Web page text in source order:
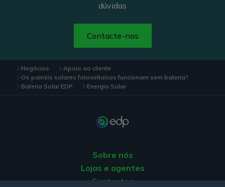
dúvidas
Contacte-nos
Negócios
Apoio ao cliente
Os painéis solares fotovoltaicos funcionam sem bateria?
Bateria Solar EDP
Energia Solar
Sobre nós
Lojas e agentes
Contactos